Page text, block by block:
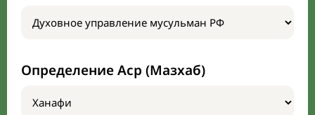
Определение Аср (Мазхаб)